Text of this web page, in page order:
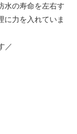
水の寿命を左右す
に力を入れていま
／